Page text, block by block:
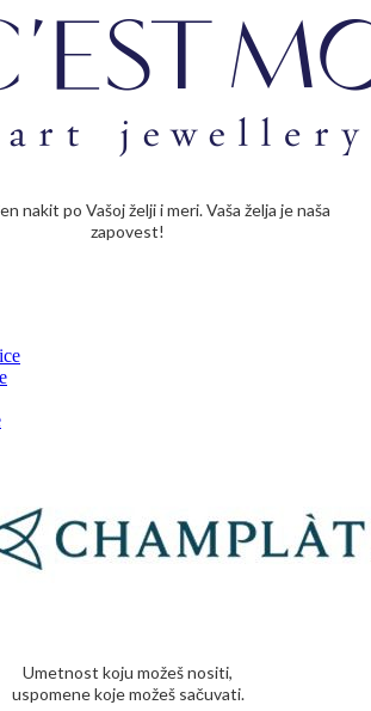
nakit po Vašoj želji i meri. Vaša želja je naša
zapovest!
Umetnost koju možeš nositi,
uspomene koje možeš sačuvati.